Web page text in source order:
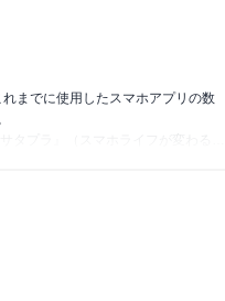
までに使用したスマホアプリの数
タプラ』（スマホライフが変わる神